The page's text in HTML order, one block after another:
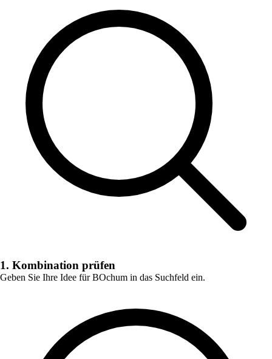
1. Kombination prüfen
Geben Sie Ihre Idee fürBOchum in das Suchfeld ein.